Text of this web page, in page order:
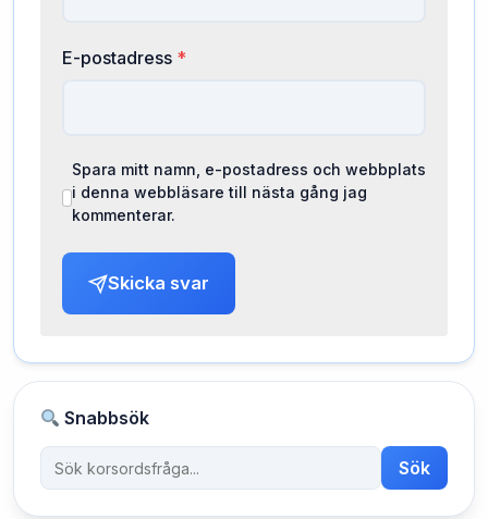
E-postadress *
Spara mitt namn, e-postadress och webbplats
i denna webbläsare till nästa gång jag
kommenterar.
Skicka svar
Snabbsök
Sök